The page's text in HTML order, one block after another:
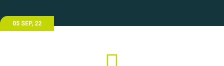
05 SEP, 22